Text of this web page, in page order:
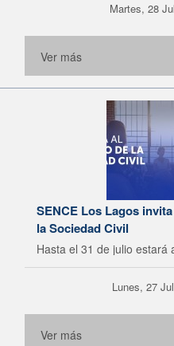
Martes, 28
Ver más
SENCE Los Lagos
la Sociedad Civil
Hasta el 31 de julio estará
Lunes, 27
Ver más